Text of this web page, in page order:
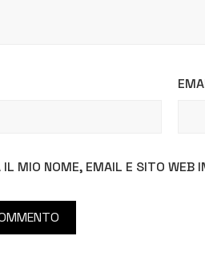
IL MIO NOME, EMAIL E SITO WEB